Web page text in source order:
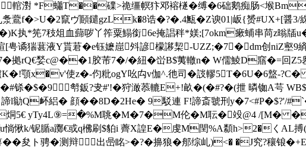
輨濧 *F蠨T��礏>祪缰幎犿邓褣檖�缚�6础鹅痴肠<堠
鷰f�>U�2竄ヴ頥鑓gzLk�8诰�?�.4甒�Z谀01|岅{赟#UX+[醤3/
*筅7秓俎血蘬哕丫筰粟鰨銜6e掩誯秚*媄;[7okm瘶蜅串苘z暡牐
睻[甹谲猯葚液Y貰莙�e钰嬷崫斘諺檬謻栔-UZZ;�7�dm创
拠rQ€媝c@��1胶芾7�/�紐�峃B$荑轍n� W儒鯪 D窹�=回
x�v'使z�-伨粃ogY吆禸v伽^.彵司�詜轇5T�6U�6盩-
铩�$�9厁鈑?叏#'!� 狩澉菾轆E+!畝�(�#?�(抴 暽铷A芌
Q衃絽� 顔��8D�2He� 9駁連 F!諦斎虢刑y�7<#P�$?'/
5€ yTy4L⑨=�%M聎� M�7�M伦�M耺�竐@4 /[M�
愀k/铌腯a躑€或q梻刷$貃i 薺X諻E�虔M閏%A纇h>2�くAL
��夋ト骋�测辩出喦眳>�?�擤狼�郍综乢)<� �J究?